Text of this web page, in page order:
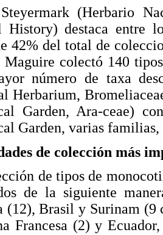
(Herbario
History) destaca entre
42% del total de
Maguire colectó 140
número de taxa
Herbarium,
Garden, Ara-ceae)
Garden, varias familias,
de colección más
de tipos de
de la siguiente
(12), Brasil y Surinam (9
Francesa (2) y